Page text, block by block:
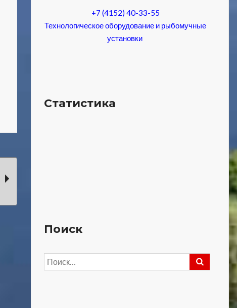
+7 (4152) 40-33-55
Технологическое оборудование и рыбомучные
установки
Статистика
Поиск
Найти: